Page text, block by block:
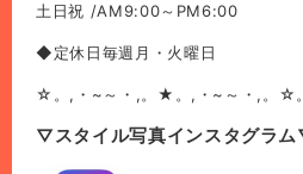
土日祝 /AM9:00～PM6:00
◆定休日毎週月・火曜日
☆。,・~～・,。★。,・~～・,。☆
▽スタイル写真インスタグラ